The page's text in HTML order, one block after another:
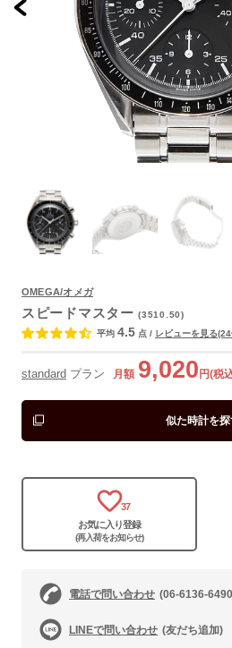
OMEGA/オメガ
スピードマスター(3510.50)
平均 4.5 点 / レビューを見る
standard プラン 月額 9,020 円(税
似た時計を探
37
お気に入り登録
(再入荷をお知らせ)
電話で問い合わせ (06-6136-
LINEで問い合わせ (友だち追加)
よくあるご質問